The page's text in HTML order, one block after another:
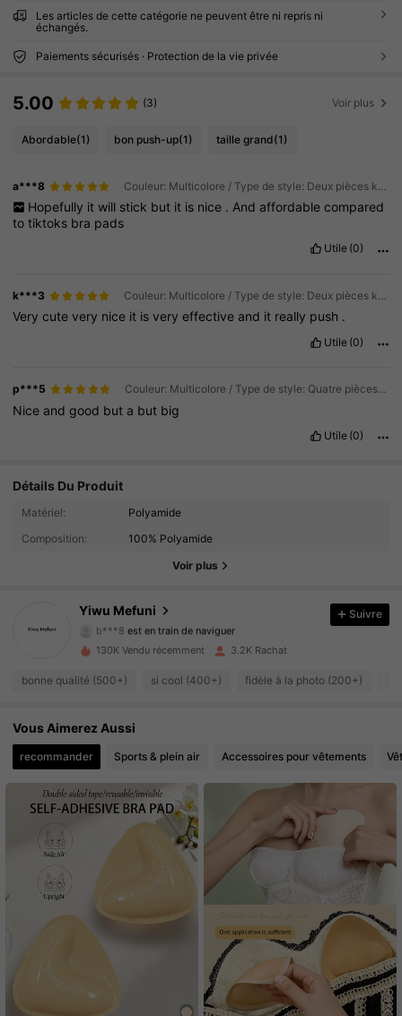
Les articles de cette catégorie ne peuvent être ni repris ni
échangés.
Paiements sécurisés · Protection de la vie privée
5.00 (3) Voir plus
Abordable(1) bon push-up(1) taille grand(1)
a***8 Couleur: Multicolore / Type de style: Deux pièces kaki / Taille: A
Hopefully it will stick but it is nice . And affordable compared
totiktoks bra pads
Utile (0)
k***3 Couleur: Multicolore / Type de style: Deux pièces kaki / Taille: B
Verycutevery nice it isveryeffective and it really push .
Utile (0)
p***5 Couleur: Multicolore / Type de style: Quatre pièces kaki / Taille: B
Nice andgood but a but big
Utile (0)
Détails Du Produit
Matériel:
Polyamide
Composition:
100% Polyamide
Voir plus
Yiwu Mefuni
490 Suiveurs
490 Suiveurs
b***8 est en train de naviguer
4.67 490 Suiveurs
4.67 490 Suiveurs
4.67 490 Suiveurs
4.67 490 Suiveurs
4.67 490 Suiveurs
Suivre
130K Vendu récemment 3.2K Rachat
bonne qualité (500+) si cool (400+) fidèle à la photo (200+)
Vous Aimerez Aussi
recommander Sports & plein air Accessoires pour vêtements